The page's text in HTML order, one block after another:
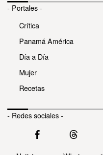
- Portales -
Crítica
Panamá América
Día a Día
Mujer
Recetas
- Redes sociales -